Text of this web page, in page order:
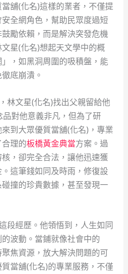
舖(化名)這樣的業者，不僅提
全網角色，幫助民眾度過短
勵依賴，而是解決突發危機
星(化名)想起天文學中的概
，如黑洞周圍的吸積盤，能
底崩潰。
林文星(化名)找出父親留給他
對他意義非凡，但為了研
到大眾優質當舖(化名)，專業
理的板橋黃金典當方案。過
，卻完全合法，讓他迅速獲
這筆錢如同及時雨，修復設
撞的珍貴數據，甚至發現一
段經歷。他領悟到，人生如同
波動。當鋪就像社會中的
聚焦資源，放大解決問題的可
當舖(化名)的專業服務，不僅